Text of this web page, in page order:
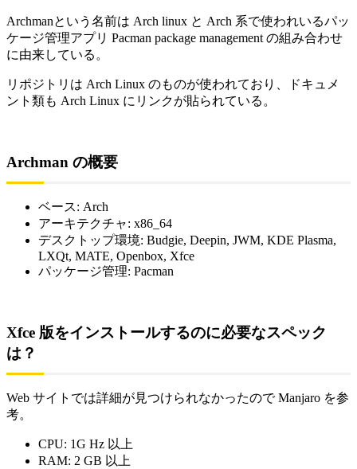
Archmanという名前は Arch linux と Arch 系で使われいるパッ
ケージ管理アプリ Pacman package management の組み合わせ
に由来している。
リポジトリは Arch Linux のものが使われており、ドキュメ
ント類も Arch Linux にリンクが貼られている。
Archman の概要
ベース: Arch
アーキテクチャ: x86_64
デスクトップ環境: Budgie, Deepin, JWM, KDE Plasma,
LXQt, MATE, Openbox, Xfce
パッケージ管理: Pacman
Xfce 版をインストールするのに必要なスペック
は？
Web サイトでは詳細が見つけられなかったので Manjaro を参
考。
CPU: 1G Hz 以上
RAM: 2 GB 以上